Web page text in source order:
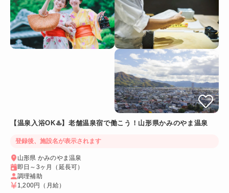
【温泉入浴OK♨️】老舗温泉宿で働こう！山形県かみのやま温泉
登録後、施設名が表示されます
山形県 かみのやま温泉
即日～3ヶ月（延長可）
調理補助
1,200円
（月給）